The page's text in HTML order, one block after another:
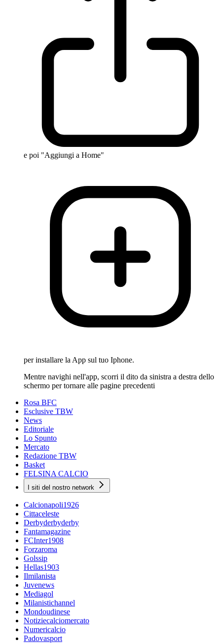
e poi "Aggiungi a Home"
per installare la App sul tuo Iphone.
Mentre navighi nell'app, scorri il dito da sinistra a destra dello
schermo per tornare alle pagine precedenti
Rosa BFC
Esclusive TBW
News
Editoriale
Lo Spunto
Mercato
Redazione TBW
Basket
FELSINA CALCIO
I siti del nostro network
Calcionapoli1926
Cittaceleste
Derbyderbyderby
Fantamagazine
FCInter1908
Forzaroma
Golssip
Hellas1903
Ilmilanista
Juvenews
Mediagol
Milanistichannel
Mondoudinese
Notiziecalciomercato
Numericalcio
Padovasport